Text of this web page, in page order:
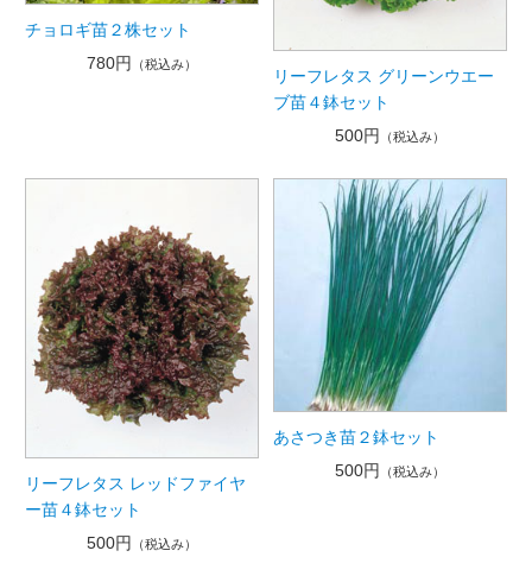
チョロギ苗２株セット
780円
（税込み）
リーフレタス グリーンウエー
ブ苗４鉢セット
500円
（税込み）
リーフレタス レッドファイヤ
ー苗４鉢セット
500円
（税込み）
あさつき苗２鉢セット
500円
（税込み）